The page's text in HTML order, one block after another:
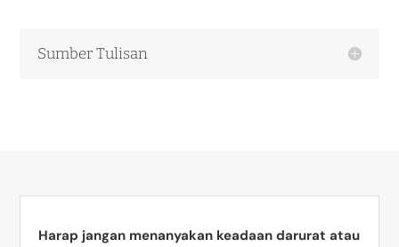
Sumber Tulisan
Harap jangan menanyakan keadaan darurat atau